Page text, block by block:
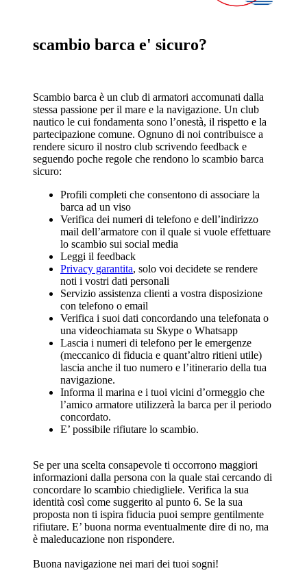
scambio barca e' sicuro?
Scambio barca è un club di armatori accomunati dalla
stessa passione per il mare e la navigazione. Un club
nautico le cui fondamenta sono l’onestà, il rispetto e la
partecipazione comune. Ognuno di noi contribuisce a
rendere sicuro il nostro club scrivendo feedback e
seguendo poche regole che rendono lo scambio barca
sicuro:
Profili completi che consentono di associare la
barca ad un viso
Verifica dei numeri di telefono e dell’indirizzo
mail dell’armatore con il quale si vuole effettuare
lo scambio sui social media
Leggi il feedback
Privacy garantita, solo voi decidete se rendere
noti i vostri dati personali
Servizio assistenza clienti a vostra disposizione
con telefono o email
Verifica i suoi dati concordando una telefonata o
una videochiamata su Skype o Whatsapp
Lascia i numeri di telefono per le emergenze
(meccanico di fiducia e quant’altro ritieni utile)
lascia anche il tuo numero e l’itinerario della tua
navigazione.
Informa il marina e i tuoi vicini d’ormeggio che
l’amico armatore utilizzerà la barca per il periodo
concordato.
E’ possibile rifiutare lo scambio.
Se per una scelta consapevole ti occorrono maggiori
informazioni dalla persona con la quale stai cercando di
concordare lo scambio chiedigliele. Verifica la sua
identità così come suggerito al punto 6. Se la sua
proposta non ti ispira fiducia puoi sempre gentilmente
rifiutare. E’ buona norma eventualmente dire di no, ma
è maleducazione non rispondere.
Buona navigazione nei mari dei tuoi sogni!